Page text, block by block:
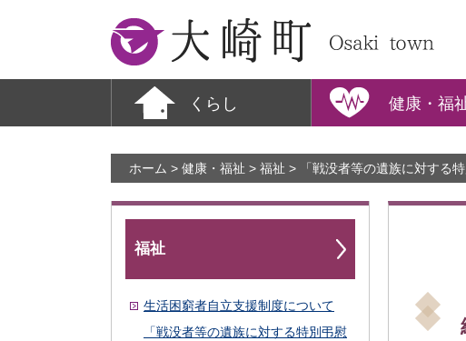
大崎町
くらし 健康・福
ホーム > 健康・福祉 > 福祉 > 「戦没者等の遺族に対する
福祉
生活困窮者自立支援制度について
「戦没者等の遺族に対する特別弔慰